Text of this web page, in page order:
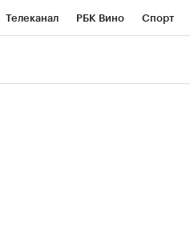
Телеканал РБК Вино Спорт